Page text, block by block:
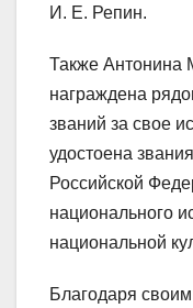
И. Е. Репин.
Также Антонина
награждена
званий за свое
удостоена
Российской
национального
национальной
Благодаря